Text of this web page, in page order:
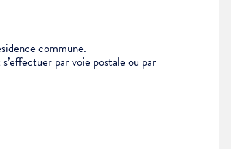
commune.
par voie postale ou par